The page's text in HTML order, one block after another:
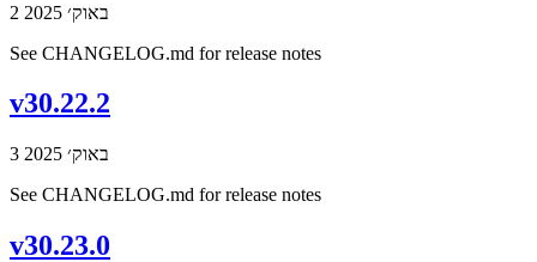
2 באוק׳ 2025
See CHANGELOG.md for release notes
v30.22.2
3 באוק׳ 2025
See CHANGELOG.md for release notes
v30.23.0